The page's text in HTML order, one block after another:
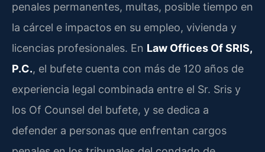
penales permanentes, multas, posible tiempo en
la cárcel e impactos en su empleo, vivienda y
licencias profesionales. En Law Offices Of SRIS,
P.C., el bufete cuenta con más de 120 años de
experiencia legal combinada entre el Sr. Sris y
los Of Counsel del bufete, y se dedica a
defender a personas que enfrentan cargos